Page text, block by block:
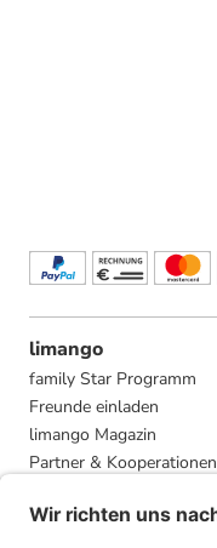
limango
family Star Programm
Freunde einladen
limango Magazin
Partner & Kooperationen
Presse